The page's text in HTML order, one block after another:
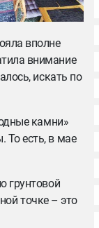
вполне
внимание
искать по
камни»
То есть, в мае
грунтовой
точке – это